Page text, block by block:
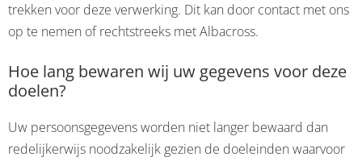
trekken voor deze verwerking. Dit kan door contact met ons
op te nemen of rechtstreeks met Albacross.
Hoe lang bewaren wij uw gegevens voor deze
doelen?
Uw persoonsgegevens worden niet langer bewaard dan
redelijkerwijs noodzakelijk gezien de doeleinden waarvoor